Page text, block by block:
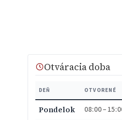
Otváracia doba
DEŇ OTVORENÉ
Pondelok 08:00 –